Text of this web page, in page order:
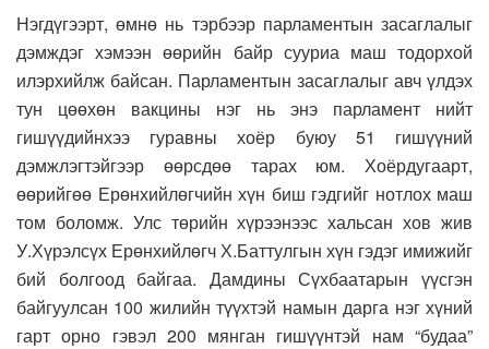
Нэгдүгээрт, өмнө нь тэрбээр парламентын засаглалыг
дэмждэг хэмээн өөрийн байр сууриа маш тодорхой
илэрхийлж байсан. Парламентын засаглалыг авч үлдэх
тун цөөхөн вакцины нэг нь энэ парламент нийт
гишүүдийнхээ гуравны хоёр буюу 51 гишүүний
дэмжлэгтэйгээр өөрсдөө тарах юм. Хоёрдугаарт,
өөрийгөө Ерөнхийлөгчийн хүн биш гэдгийг нотлох маш
том боломж. Улс төрийн хүрээнээс хальсан хов жив
У.Хүрэлсүх Ерөнхийлөгч Х.Баттулгын хүн гэдэг имижийг
бий болгоод байгаа. Дамдины Сүхбаатарын үүсгэн
байгуулсан 100 жилийн түүхтэй намын дарга нэг хүний
гарт орно гэвэл 200 мянган гишүүнтэй нам “будаа”